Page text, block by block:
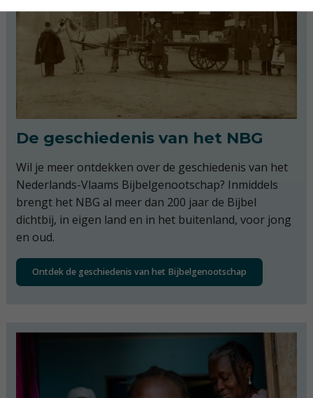
De geschiedenis van het NBG
Wil je meer ontdekken over de geschiedenis van het
Nederlands-Vlaams Bijbelgenootschap? Inmiddels
brengt het NBG al meer dan 200 jaar de Bijbel
dichtbij, in eigen land en in het buitenland, voor jong
en oud.
Ontdek de geschiedenis van het Bijbelgenootschap